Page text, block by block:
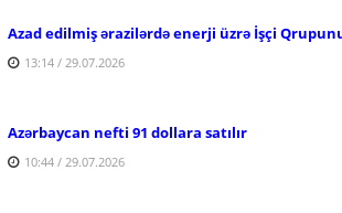
Azad edilmiş ərazilərdə enerji üzrə İşçi
13:14 / 29.07.2026
Azərbaycan nefti 91 dollara satılır
10:44 / 29.07.2026